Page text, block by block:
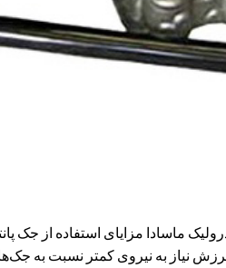
ماسادا مزایای استفاده از جک
نیاز به نیروی کمتر نسبت به